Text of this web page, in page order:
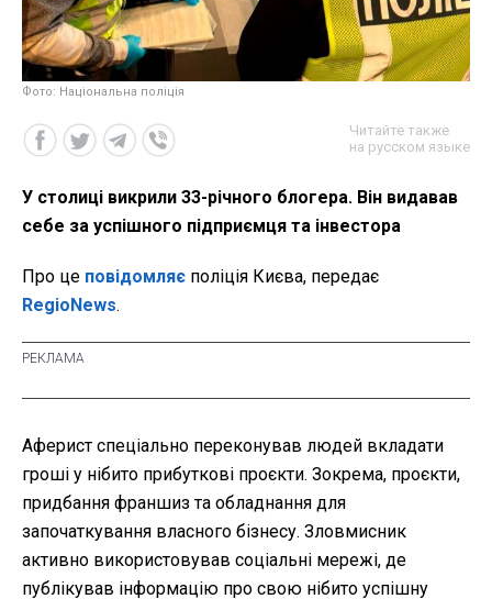
Фото: Національна поліція
Читайте также
на русском языке
У столиці викрили 33-річного блогера. Він видавав
себе за успішного підприємця та інвестора
Про це повідомляє поліція Києва, передає
RegioNews.
Аферист спеціально переконував людей вкладати
гроші у нібито прибуткові проєкти. Зокрема, проєкти,
придбання франшиз та обладнання для
започаткування власного бізнесу. Зловмисник
активно використовував соціальні мережі, де
публікував інформацію про свою нібито успішну